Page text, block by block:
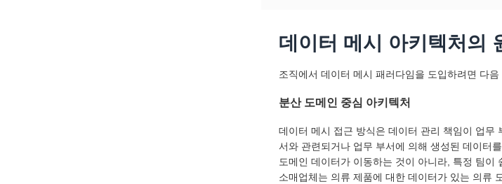
데이터 메시 아키텍처의
조직에서 데이터 메시 패러다임을 도입하려면 다
분산 도메인 중심 아키텍처
데이터 메시 접근 방식은 데이터 관리 책임이 업무
서와 관련되거나 업무 부서에 의해 생성된 데이터
도메인 데이터가 이동하는 것이 아니라, 특정 팀
소매업체는 의류 제품에 대한 데이터가 있는 의류